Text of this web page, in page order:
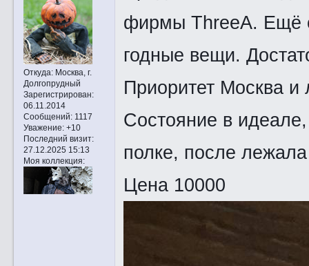
Откуда:Москва, г.
Долгопрудный
Зарегистрирован:
06.11.2014
Сообщений:1117
Уважение: +10
Последний визит:
27.12.2025 15:13
Моя коллекция:
фирмы ThreeA. Ещё
годные вещи.
Приоритет Москва и
Состояние в
полке, после
Цена 10000